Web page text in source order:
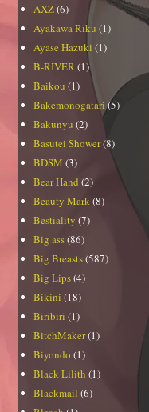
AXZ(6)
Ayakawa Riku (1)
Ayase Hazuki (1)
B-RIVER(1)
Baikou (1)
Bakemonogatari(5)
Bakunyu (2)
Basutei Shower(8)
BDSM (3)
Bear Hand (2)
Beauty Mark(8)
Bestiality (7)
Big ass(86)
Big Breasts(587)
Big Lips(4)
Bikini (18)
Biribiri (1)
BitchMaker(1)
Biyondo (1)
Black Lilith (1)
Blackmail (6)